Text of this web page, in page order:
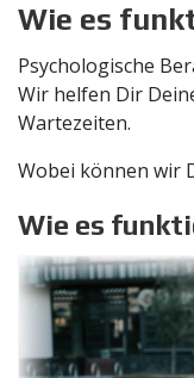
Wie es
Psychologische
Wir helfen Dir
Wartezeiten.
Wobei können wir
Wie es